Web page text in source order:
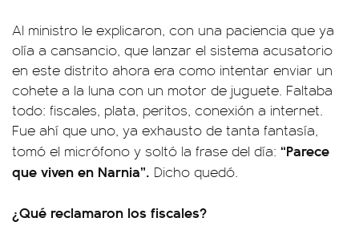
Al ministro le explicaron, con una paciencia que ya
olía a cansancio, que lanzar el sistema acusatorio
en este distrito ahora era como intentar enviar un
cohete a la luna con un motor de juguete. Faltaba
todo: fiscales, plata, peritos, conexión a internet.
Fue ahí que uno, ya exhausto de tanta fantasía,
tomó el micrófono y soltó la frase del día: “Parece
que viven en Narnia”. Dicho quedó.
¿Qué reclamaron los fiscales?